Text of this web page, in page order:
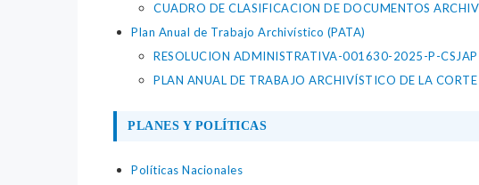
CUADRO DE CLASIFICACION DE DOCUMENTOS
Plan Anual de Trabajo Archivístico (PATA)
RESOLUCION ADMINISTRATIVA-001630-2025-P-
PLAN ANUAL DE TRABAJO ARCHIVÍSTICO DE LA
PLANES Y POLÍTICAS
Políticas Nacionales